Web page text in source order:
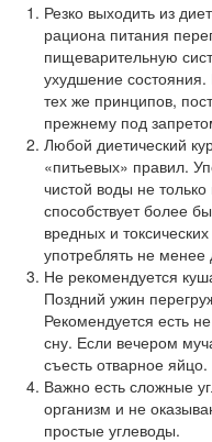
Резко выходить из
рациона питания
пищеварительную
ухудшение
тех же принципов,
прежнему под
Любой диетический
«питьевых» правил.
чистой воды не
способствует более
вредных и
употреблять не менее
Не рекомендуется
Поздний ужин
Рекомендуется есть
сну. Если вечером
съесть отварное яйцо.
Важно есть сложные
организм и не
простые углеводы.